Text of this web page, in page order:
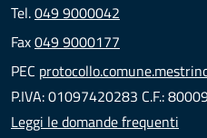
Tel.049 9000042
Fax049 9000177
PEC
P.IVA: 01097420283 C.F.:
Leggi le domande frequenti